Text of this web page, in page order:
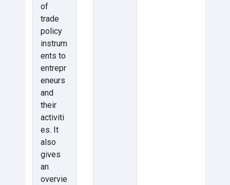
of
trade
policy
instrum
ents to
entrepr
eneurs
and
their
activiti
es. It
also
gives
an
overvie